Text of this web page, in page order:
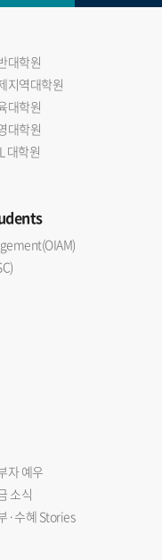
대학원
지역대학원
대학원
대학원
대학원
자 예우
소식
·수혜 Stories